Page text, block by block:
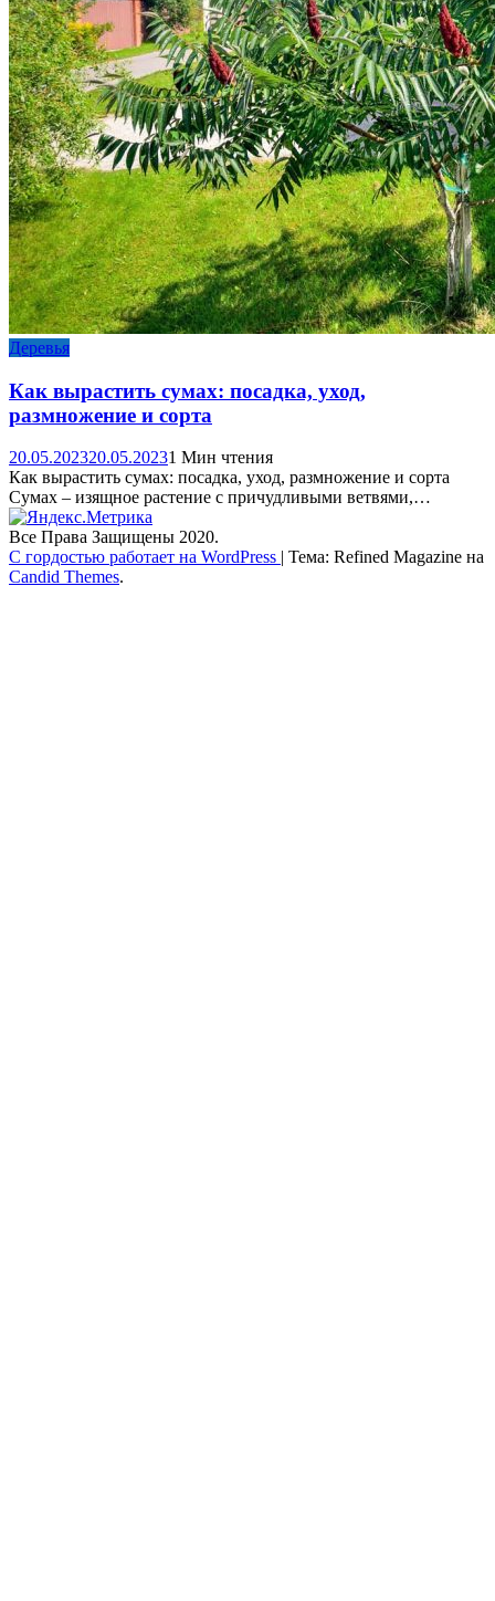
Деревья
Как вырастить сумах: посадка, уход,
размножение и сорта
20.05.202320.05.20231 Мин чтения
Как вырастить сумах: посадка, уход, размножение и сорта
Сумах – изящное растение с причудливыми ветвями,…
Все Права Защищены 2020.
С гордостью работает на WordPress | Тема: Refined Magazine на
Candid Themes.